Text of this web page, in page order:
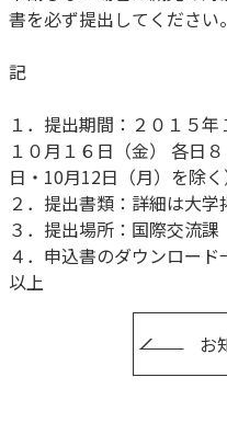
書を必ず提出してください。
記
１．提出期間：２０１５
１０月１６日（金） 各日
日・10月12日（月）を除く
２．提出書類：詳細は大学
３．提出場所：国際交流課
４．申込書のダウンロー
以上
お